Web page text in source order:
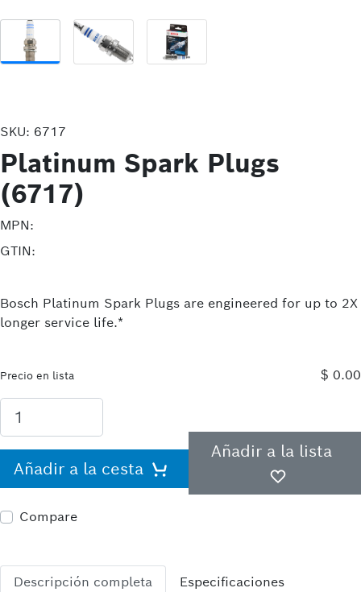
SKU: 6717
Platinum Spark Plugs
(6717)
MPN:
GTIN:
Bosch Platinum Spark Plugs are engineered for up to 2X
longer service life.*
Precio en lista $ 0.00
Añadir a la cesta
Añadir a la lista
Compare
Descripción completa
Especificaciones